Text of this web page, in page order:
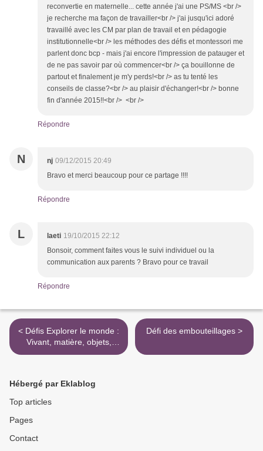
reconvertie en maternelle... cette année j'ai une PS/MS <br />
je recherche ma façon de travailler<br /> j'ai jusqu'ici adoré
travaillé avec les CM par plan de travail et en pédagogie
institutionnelle<br /> les méthodes des défis et montessori me
parlent donc bcp - mais j'ai encore l'impression de patauger et
de ne pas savoir par où commencer<br /> ça bouillonne de
partout et finalement je m'y perds!<br /> as tu tenté les
conseils de classe?<br /> au plaisir d'échanger!<br /> bonne
fin d'année 2015!!<br /> <br />
Répondre
N nj 09/12/2015 20:49
Bravo et merci beaucoup pour ce partage !!!!
Répondre
L laeti 19/10/2015 22:12
Bonsoir, comment faites vous le suivi individuel ou la
communication aux parents ? Bravo pour ce travail
Répondre
< Défis Explorer le monde :
Vivant, matière, objets,
outils numériques
Défi des embouteillages >
Hébergé par Eklablog
Top articles
Pages
Contact